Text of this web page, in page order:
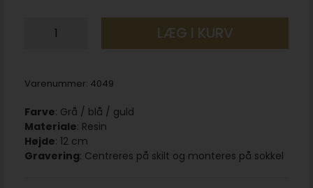
LÆG I KURV
Varenummer: 4049
Farve: Grå / blå / guld
Materiale: Resin
Højde: 12 cm
Gravering: Centreres på skilt og monteres på sokkel